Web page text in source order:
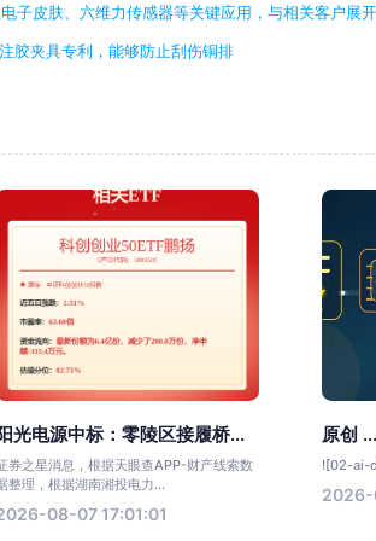
子皮肤、六维力传感器等关键应用，与相关客户展
胶夹具专利，能够防止刮伤铜排
光电源中标：零陵区接履桥...
券之星消息，根据天眼查APP-财产线索数
整理，根据湖南湘投电力...
08-07 17:01:01
原创 ...
![02-ai-
2026-